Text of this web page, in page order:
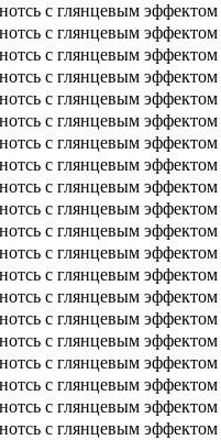
с глянцевым эффектом
с глянцевым эффектом
с глянцевым эффектом
с глянцевым эффектом
с глянцевым эффектом
с глянцевым эффектом
с глянцевым эффектом
с глянцевым эффектом
с глянцевым эффектом
с глянцевым эффектом
с глянцевым эффектом
с глянцевым эффектом
с глянцевым эффектом
с глянцевым эффектом
с глянцевым эффектом
с глянцевым эффектом
с глянцевым эффектом
с глянцевым эффектом
с глянцевым эффектом
с глянцевым эффектом